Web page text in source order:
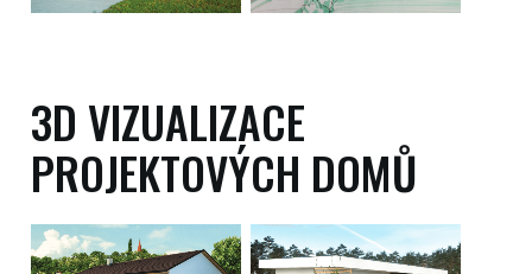
3D VIZUALIZACE
PROJEKTOVÝCH DOMŮ